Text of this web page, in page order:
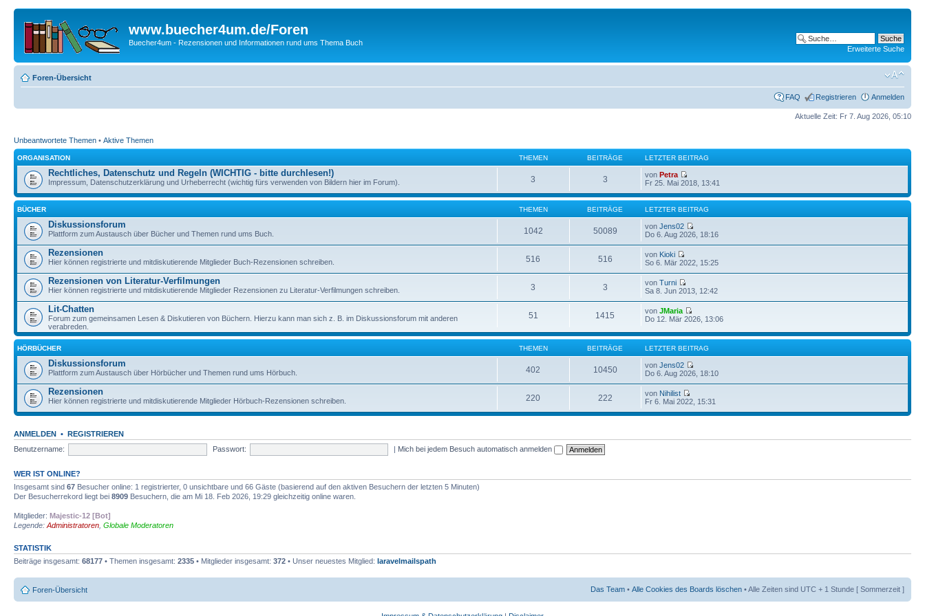
www.buecher4um.de/Foren
Buecher4um - Rezensionen und Informationen rund ums Thema Buch
Erweiterte Suche
Foren-Übersicht
FAQ Registrieren Anmelden
Aktuelle Zeit: Fr 7. Aug 2026, 05:10
Unbeantwortete Themen • Aktive Themen
ORGANISATION THEMEN BEITRÄGE LETZTER BEITRAG
Rechtliches, Datenschutz und Regeln (WICHTIG - bitte durchlesen!)
Impressum, Datenschutzerklärung und Urheberrecht (wichtig fürs verwenden von Bildern hier im Forum). 3 3 vonPetra
Fr 25. Mai 2018, 13:41
BÜCHER THEMEN BEITRÄGE LETZTER BEITRAG
Diskussionsforum
Plattform zum Austausch über Bücher und Themen rund ums Buch. 1042 50089 vonJens02
Do 6. Aug 2026, 18:16
Rezensionen
Hier können registrierte und mitdiskutierende Mitglieder Buch-Rezensionen schreiben. 516 516 von Kioki
So 6. Mär 2022, 15:25
Rezensionen von Literatur-Verfilmungen
Hier können registrierte und mitdiskutierende Mitglieder Rezensionen zu Literatur-Verfilmungen schreiben. 3 3 vonTurni
Sa 8. Jun 2013, 12:42
Lit-Chatten
Forum zum gemeinsamen Lesen & Diskutieren von Büchern. Hierzu kann man sich z. B. im Diskussionsforum mit anderen
verabreden.
51 1415 vonJMaria
Do 12. Mär 2026, 13:06
HÖRBÜCHER THEMEN BEITRÄGE LETZTER BEITRAG
Diskussionsforum
Plattform zum Austausch über Hörbücher und Themen rund ums Hörbuch. 402 10450 vonJens02
Do 6. Aug 2026, 18:10
Rezensionen
Hier können registrierte und mitdiskutierende Mitglieder Hörbuch-Rezensionen schreiben. 220 222 von Nihilist
Fr 6. Mai 2022, 15:31
ANMELDEN • REGISTRIEREN
Benutzername:
Passwort: | Mich bei jedem Besuch automatisch anmelden
WER IST ONLINE?
Insgesamt sind 67 Besucher online: 1 registrierter, 0 unsichtbare und 66 Gäste (basierend auf den aktiven Besuchern der letzten 5 Minuten)
Der Besucherrekord liegt bei 8909 Besuchern, die am Mi 18. Feb 2026, 19:29 gleichzeitig online waren.
Mitglieder: Majestic-12 [Bot]
Legende: Administratoren Globale Moderatoren
STATISTIK
Beiträge insgesamt: 68177 • Themen insgesamt: 2335 • Mitglieder insgesamt: 372 • Unser neuestes Mitglied: laravelmailspath
Foren-Übersicht Das Team • Alle Cookies des Boards löschen • Alle Zeiten sind UTC + 1 Stunde [ Sommerzeit ]